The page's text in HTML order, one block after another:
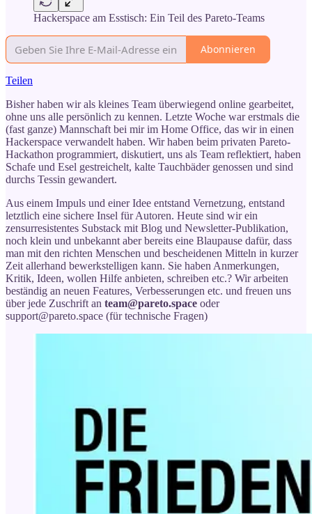
Hackerspace am Esstisch: Ein Teil des Pareto-Teams
Abonnieren
Teilen
Bisher haben wir als kleines Team überwiegend online gearbeitet,
ohne uns alle persönlich zu kennen. Letzte Woche war erstmals die
(fast ganze) Mannschaft bei mir im Home Office, das wir in einen
Hackerspace verwandelt haben. Wir haben beim privaten Pareto-
Hackathon programmiert, diskutiert, uns als Team reflektiert, haben
Schafe und Esel gestreichelt, kalte Tauchbäder genossen und sind
durchs Tessin gewandert.
Aus einem Impuls und einer Idee entstand Vernetzung, entstand
letztlich eine sichere Insel für Autoren. Heute sind wir ein
zensurresistentes Substack mit Blog und Newsletter-Publikation,
noch klein und unbekannt aber bereits eine Blaupause dafür, dass
man mit den richten Menschen und bescheidenen Mitteln in kurzer
Zeit allerhand bewerkstelligen kann. Sie haben Anmerkungen,
Kritik, Ideen, wollen Hilfe anbieten, schreiben etc.? Wir arbeiten
beständig an neuen Features, Verbesserungen etc. und freuen uns
über jede Zuschrift an team@pareto.space oder
support@pareto.space (für technische Fragen)